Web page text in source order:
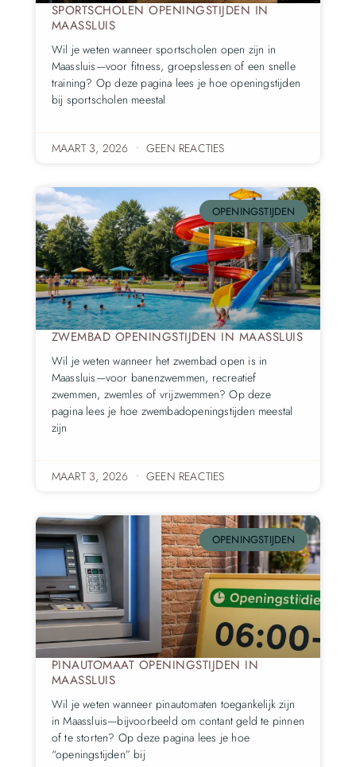
SPORTSCHOLEN OPENINGSTIJDEN IN
MAASSLUIS
Wil je weten wanneer sportscholen open zijn in
Maassluis—voor fitness, groepslessen of een snelle
training? Op deze pagina lees je hoe openingstijden
bij sportscholen meestal
MAART 3, 2026 GEEN REACTIES
OPENINGSTIJDEN
ZWEMBAD OPENINGSTIJDEN IN MAASSLUIS
Wil je weten wanneer het zwembad open is in
Maassluis—voor banenzwemmen, recreatief
zwemmen, zwemles of vrijzwemmen? Op deze
pagina lees je hoe zwembadopeningstijden meestal
zijn
MAART 3, 2026 GEEN REACTIES
OPENINGSTIJDEN
PINAUTOMAAT OPENINGSTIJDEN IN
MAASSLUIS
Wil je weten wanneer pinautomaten toegankelijk zijn
in Maassluis—bijvoorbeeld om contant geld te pinnen
of te storten? Op deze pagina lees je hoe
“openingstijden” bij